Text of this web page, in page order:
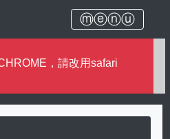
ⓜⓔⓝⓤ
，請改用safari